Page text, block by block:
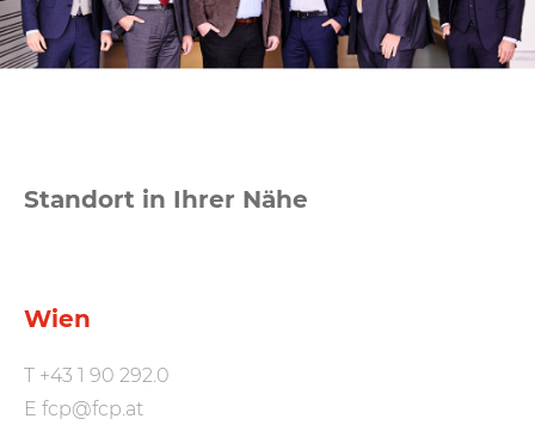
Standort in Ihrer Nähe
Wien
T +43 1 90 292.0
E fcp@fcp.at